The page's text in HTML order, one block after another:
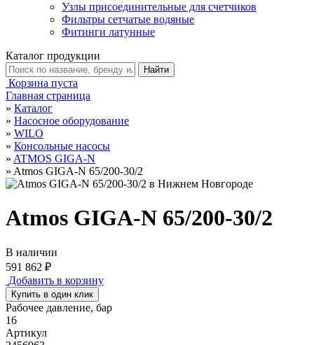
Узлы присоединительные для счетчиков
Фильтры сетчатые водяные
Фитинги латунные
Каталог продукции
Корзина пуста
Главная страница
» Каталог
» Насосное оборудование
» WILO
» Консольные насосы
» ATMOS GIGA-N
» Atmos GIGA-N 65/200-30/2
Atmos GIGA-N 65/200-30/2
В наличии
591 862 ₽
Добавить в корзину
Купить в один клик
Рабочее давление, бар
16
Артикул